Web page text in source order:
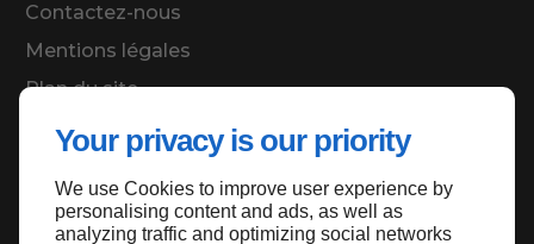
Your privacy is our priority
We use Cookies to improve user experience by
personalising content and ads, as well as
analyzing traffic and optimizing social networks
Contactez-nous
Mentions légales
Plan du site
Haut de page